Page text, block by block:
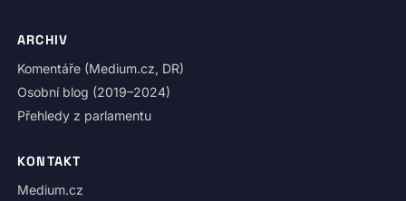
ARCHIV
Komentáře (Medium.cz, DR)
Osobní blog (2019–2024)
Přehledy z parlamentu
KONTAKT
Medium.cz